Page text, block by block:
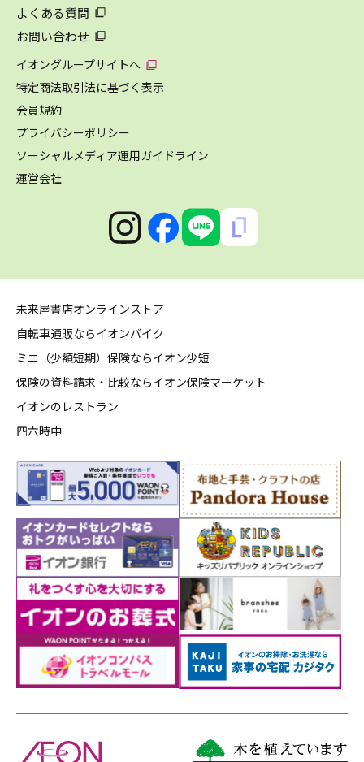
よくある質問
お問い合わせ
イオングループサイトへ
特定商法取引法に基づく表示
会員規約
プライバシーポリシー
ソーシャルメディア運用ガイドライン
運営会社
未来屋書店オンラインストア
自転車通販ならイオンバイク
ミニ（少額短期）保険ならイオン少短
保険の資料請求・比較ならイオン保険マーケット
イオンのレストラン
四六時中